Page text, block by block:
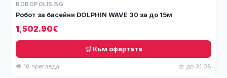
ROBOPOLIS.BG
Робот за басейни DOLPHIN WAVE 30 за до 15м
1,502.90€
🛒 Към офертата
👁 18 прегледа 📅 до 31.08